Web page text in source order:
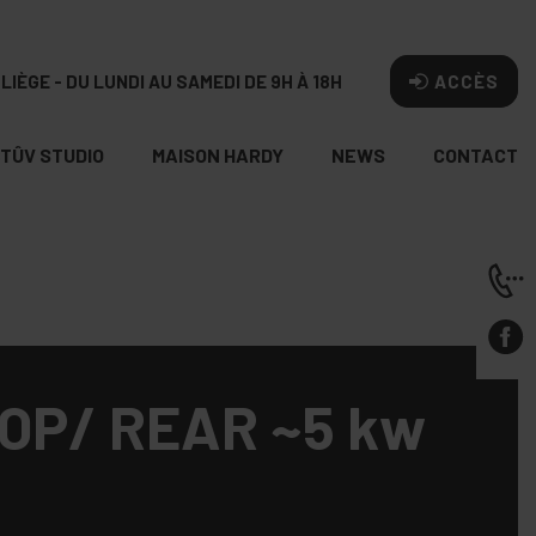
- DU LUNDI AU SAMEDI DE 9H À 18H ACCÈS
STUDIO MAISON HARDY NEWS CONTACT
REAR ~5 kw